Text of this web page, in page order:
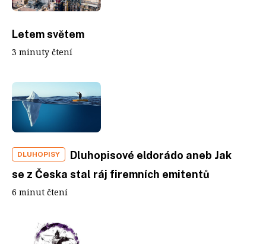
Letem světem
3 minuty čtení
DLUHOPISY
Dluhopisové eldorádo aneb Jak
se z Česka stal ráj firemních emitentů
6 minut čtení